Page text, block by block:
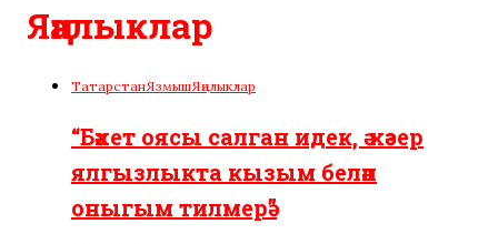
Яңалыклар
ТатарстанЯзмышЯңалыклар
“Бәхет оясы салган идек, ә хәзер
ялгызлыкта кызым белән
оныгым тилмерә”